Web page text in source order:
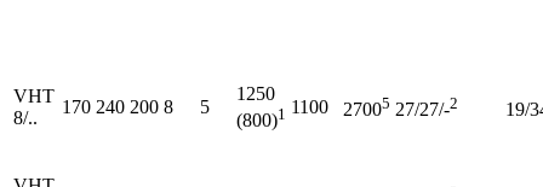
VHT
8/..
170 240 200 8 5
1250
(800)1 1100 27005 27/27/-2 19/